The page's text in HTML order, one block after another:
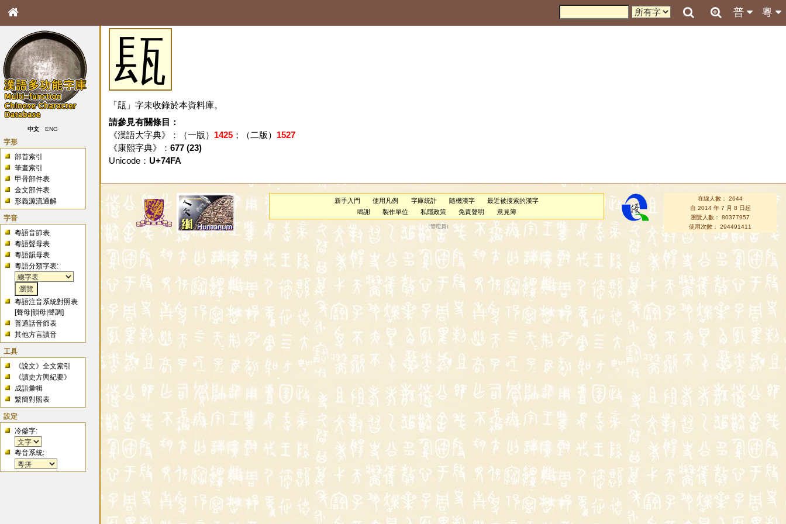
粵
普
中文 ENG
字形
部首索引
筆畫索引
甲骨部件表
金文部件表
形義源流通解
字音
粵語音節表
粵語聲母表
粵語韻母表
粵語分類字表:
粵語注音系統對照表
[聲母 |韻母 |聲調]
普通話音節表
其他方言讀音
工具
《說文》全文索引
《讀史方輿紀要》
成語彙輯
繁簡對照表
設定
冷僻字:
粵音系統:
瓺
「瓺」字未收錄於本資料庫。
請參見有關條目：
《漢語大字典》：（一版） 1425；（二版） 1527
《康熙字典》： 677 (23)
Unicode： U+74FA
新手入門 使用凡例 字庫統計 隨機漢字
最近被搜索的漢字
鳴謝
製作單位 私隱政策 免責聲明 意見簿
（管理員 ）
在線人數： 2644
自 2014 年 7 月 8 日起
瀏覽人數： 80377957
使用次數： 294491411